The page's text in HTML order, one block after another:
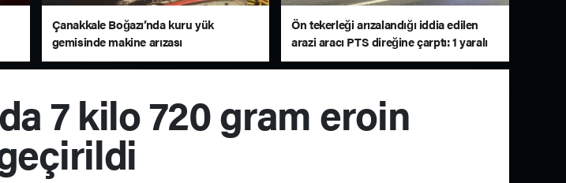
Çanakkale Boğazı’nda kuru yük
gemisinde makine arızası
Ön tekerleği arızalandığı iddia edilen
arazi aracı PTS direğine çarptı: 1 yaralı
7 kilo 720 gram eroin